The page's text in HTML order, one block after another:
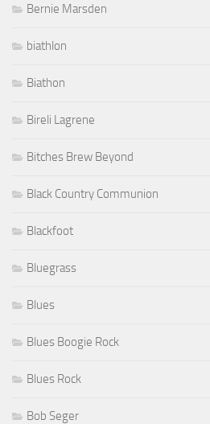
Bernie Marsden
biathlon
Biathon
Bireli Lagrene
Bitches Brew Beyond
Black Country Communion
Blackfoot
Bluegrass
Blues
Blues Boogie Rock
Blues Rock
Bob Seger